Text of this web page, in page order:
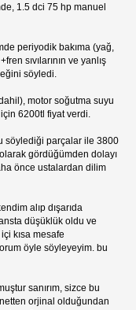
1.5 dci 75 hp manuel
periyodik bakıma (yağ,
sıvılarının ve yanlış
söyledi.
dahil), motor soğutma suyu
6200tl fiyat verdi.
söylediği parçalar ile 3800
gördüğümden dolayı
önce ustalardan dilim
alıp dışarıda
düşüklük oldu ve
kısa mesafe
öyle söyleyeyim. bu
sanırım, sizce bu
orjinal olduğundan